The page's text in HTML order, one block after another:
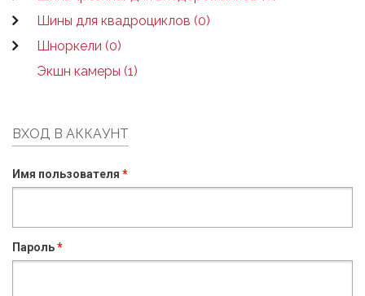
Шины для квадроциклов (0)
Шноркели (0)
Экшн камеры (1)
ВХОД В АККАУНТ
Имя пользователя *
Пароль*